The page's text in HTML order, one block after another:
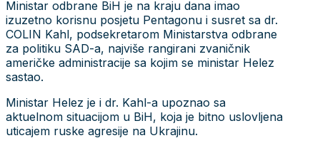
Ministar odbrane BiH je na kraju dana imao
izuzetno korisnu posjetu Pentagonu i susret sa dr.
COLIN Kahl, podsekretarom Ministarstva odbrane
za politiku SAD-a, najviše rangirani zvaničnik
američke administracije sa kojim se ministar Helez
sastao.
Ministar Helez je i dr. Kahl-a upoznao sa
aktuelnom situacijom u BiH, koja je bitno uslovljena
uticajem ruske agresije na Ukrajinu.